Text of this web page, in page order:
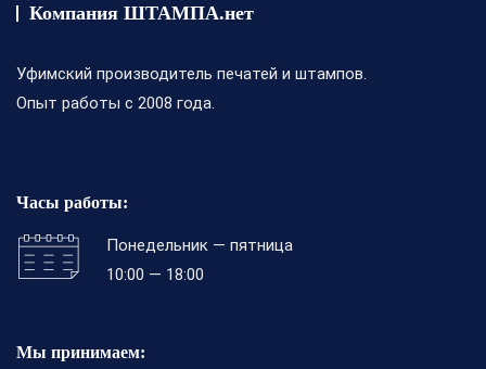
Компания ШТАМПА.нет
Уфимский производитель печатей и штампов.
Опыт работы с 2008 года.
Часы работы:
Понедельник — пятница
10:00 — 18:00
Мы принимаем: